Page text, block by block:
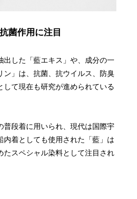
菌作用に注目
出した「藍エキス」や、成分の一
ン」は、抗菌、抗ウイルス、防臭
して現在も研究が進められている
普段着に用いられ、現代は国際宇
内着としても使用された「藍」は
たスペシャル染料として注目され